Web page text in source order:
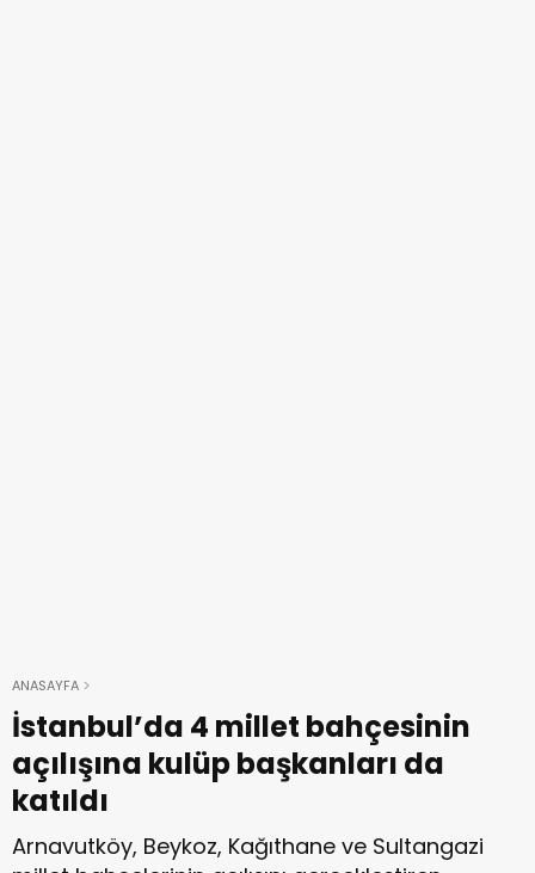
ANASAYFA
İstanbul’da 4 millet bahçesinin
açılışına kulüp başkanları da
katıldı
Arnavutköy, Beykoz, Kağıthane ve Sultangazi